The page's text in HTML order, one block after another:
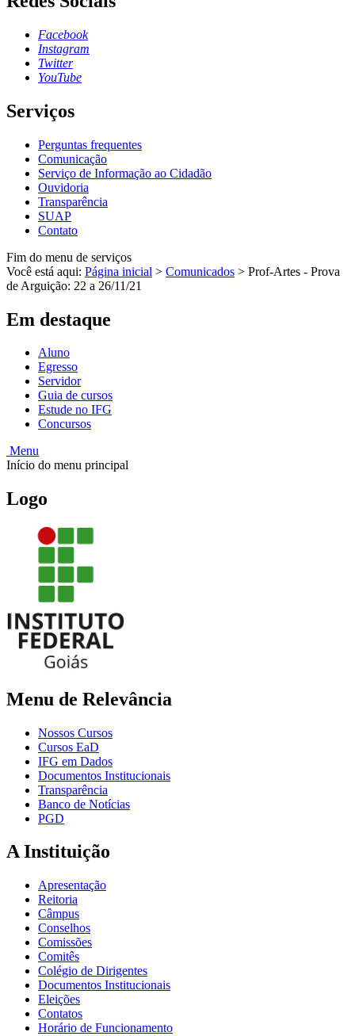
Facebook
Instagram
Twitter
YouTube
Serviços
Perguntas frequentes
Comunicação
Serviço de Informação ao Cidadão
Ouvidoria
Transparência
SUAP
Contato
Fim do menu de serviços
Você está aqui: Página inicial > Comunicados > Prof-Artes - Prova
de Arguição: 22 a 26/11/21
Em destaque
Aluno
Egresso
Servidor
Guia de cursos
Estude no IFG
Concursos
Menu
Início do menu principal
Logo
Menu de Relevância
Nossos Cursos
Cursos EaD
IFG em Dados
Documentos Institucionais
Transparência
Banco de Notícias
PGD
A Instituição
Apresentação
Reitoria
Câmpus
Conselhos
Comissões
Comitês
Colégio de Dirigentes
Documentos Institucionais
Eleições
Contatos
Horário de Funcionamento